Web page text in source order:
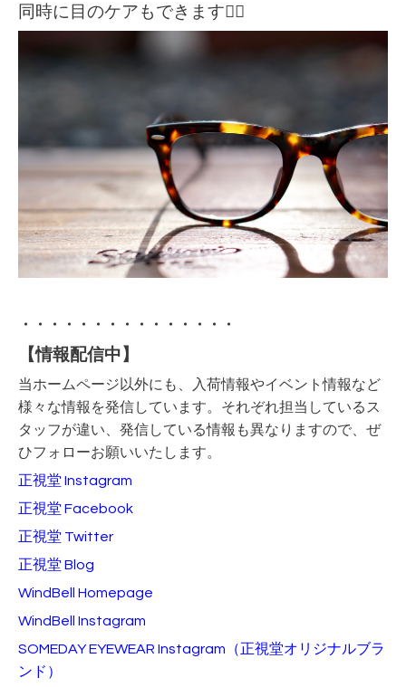
同時に目のケアもできます🙆‍♂️
・・・・・・・・・・・・・・・
【情報配信中】
当ホームページ以外にも、入荷情報やイベント情報など
様々な情報を発信しています。それぞれ担当しているス
タッフが違い、発信している情報も異なりますので、ぜ
ひフォローお願いいたします。
正視堂 Instagram
正視堂 Facebook
正視堂 Twitter
正視堂 Blog
WindBell Homepage
WindBell Instagram
SOMEDAY EYEWEAR Instagram （正視堂オリジナルブラ
ンド）